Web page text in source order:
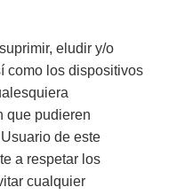
eludir y/o
como los dispositivos
que pudieren
de este
a respetar los
cualquier